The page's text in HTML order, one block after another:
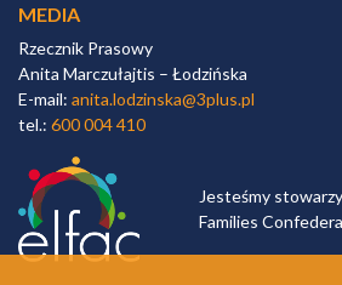
MEDIA
Rzecznik Prasowy
Anita Marczułajtis – Łodzińska
E-mail: anita.lodzinska@3plus.pl
tel.: 600 004 410
Jesteśmy
Families